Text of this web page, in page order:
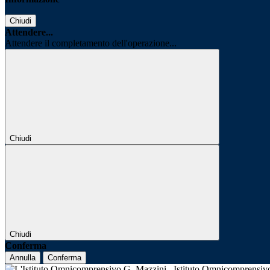
Chiudi
Attendere...
Attendere il completamento dell'operazione...
Chiudi
Chiudi
Conferma
Annulla Conferma